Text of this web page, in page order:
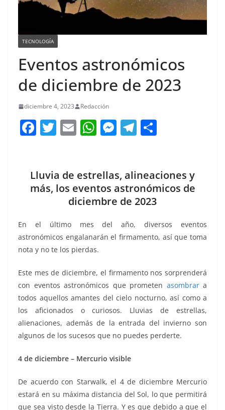
TECNOLOGÍA
Eventos astronómicos
de diciembre de 2023
diciembre 4, 2023 Redacción
F
e
b
o
k
T
er
E
l
W
s
A
p
p
M
e
n
g
er
T
gr
a
m
p
ar
Lluvia de estrellas, alineaciones y
más, los eventos astronómicos de
diciembre de 2023
En el último mes del año, diversos eventos
astronómicos engalanarán el firmamento, así que toma
nota y no te los pierdas.
Este mes de diciembre, el firmamento nos sorprenderá
con eventos astronómicos que prometen asombrara
todos aquellos amantes del cielo nocturno, así como a
los aficionados o curiosos. Lluvias de estrellas,
alienaciones, además de la entrada del invierno son
algunos de los sucesos que no puedes perderte.
4 de diciembre – Mercurio visible
De acuerdo con Starwalk, el 4 de diciembre Mercurio
estará en su máxima distancia del Sol, lo que permitirá
que sea visto desde la Tierra. Y es que debido a que el